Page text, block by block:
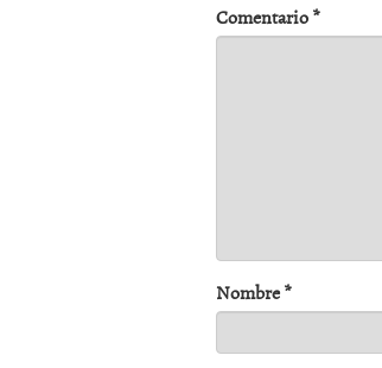
Comentario*
Nombre*